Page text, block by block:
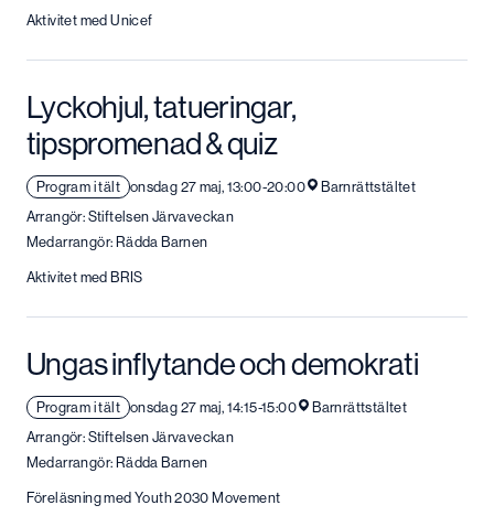
Aktivitet med Unicef
Lyckohjul, tatueringar,
tipspromenad & quiz
Program i tält onsdag 27 maj, 13:00-20:00
Barnrättstältet
Arrangör: Stiftelsen Järvaveckan
Medarrangör: Rädda Barnen
Aktivitet med BRIS
Ungas inflytande och demokrati
Program i tält onsdag 27 maj, 14:15-15:00
Barnrättstältet
Arrangör: Stiftelsen Järvaveckan
Medarrangör: Rädda Barnen
Föreläsning med Youth 2030 Movement